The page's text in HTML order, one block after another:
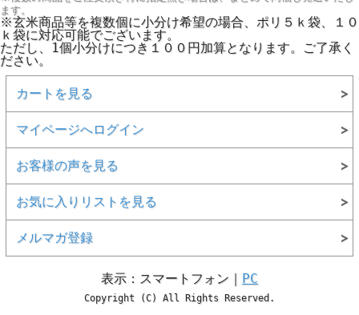
ます。
※玄米商品等を複数個に小分け希望の場合、ポリ５ｋ袋、１０
ｋ袋に対応可能でございます。
ただし、1個小分けにつき１００円加算となります。ご了承く
ださい。
カートを見る
マイページへログイン
お客様の声を見る
お気に入りリストを見る
メルマガ登録
表示：スマートフォン｜ PC
Copyright (C) All Rights Reserved.